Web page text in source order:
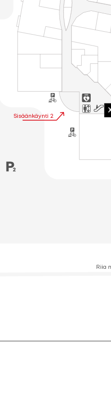
Riia
Sisäänkäynti 2